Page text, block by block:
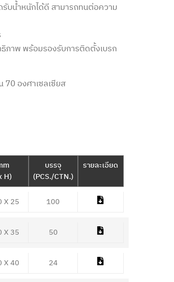
บน้ำหนักได้ดี สามารถทนต่อความ
ภาพ พร้อมรองรับการติดตั้งเบรก
70องศาเซลเซียส
H)
บรรจุ
(PCS./CTN.)
รายละเอียด
X 25 100
X 35 50
X 40 24